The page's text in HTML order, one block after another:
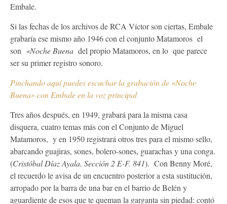
Embale.
Si las fechas de los archivos de RCA Víctor son ciertas, Embale
grabaría ese mismo año 1946 con el conjunto Matamoros el
son «Noche Buena del propio Matamoros, en lo que parece
ser su primer registro sonoro.
Pinchando aquí puedes escuchar la grabación de «Noche
Buena» con Embale en la voz principal
Tres años después, en 1949, grabará para la misma casa
disquera, cuatro temas más con el Conjunto de Miguel
Matamoros, y en 1950 registrará otros tres para el mismo sello,
abarcando guajiras, sones, bolero-sones, guarachas y una conga.
(Cristóbal Díaz Ayala. Sección 2 E-F. 841). Con Benny Moré,
el recuerdo le avisa de un encuentro posterior a esta sustitución,
arropado por la barra de una bar en el barrio de Belén y
aguardiente de esos que te queman la garganta sin piedad: contó